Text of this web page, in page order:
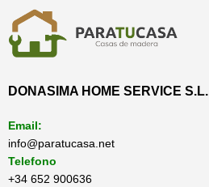
DONASIMA HOME SERVICE S.L.
Email:
info@paratucasa.net
Telefono
+34 652 900636